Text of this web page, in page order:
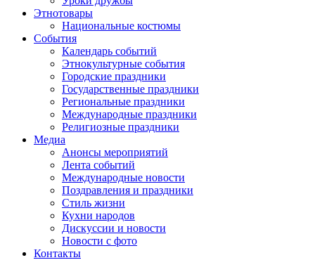
Этнотовары
Национальные костюмы
События
Календарь событий
Этнокультурные события
Городские праздники
Государственные праздники
Региональные праздники
Международные праздники
Религиозные праздники
Медиа
Анонсы мероприятий
Лента событий
Международные новости
Поздравления и праздники
Cтиль жизни
Кухни народов
Дискуссии и новости
Новости с фото
Контакты